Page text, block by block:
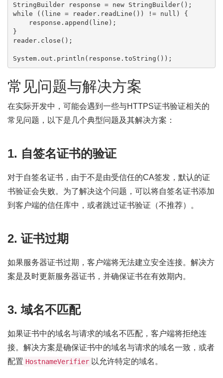
StringBuilder response = new StringBuilder();
while ((line = reader.readLine()) != null) {
}
reader.close();
常见问题与解决方案
在实际开发中，可能会遇到一些与HTTPS证书验证相关的
常见问题，以下是几个典型问题及其解决方案：
1. 自签名证书的验证
对于自签名证书，由于不是由受信任的CA签发，默认的证
书验证会失败。为了解决这个问题，可以将自签名证书添加
到客户端的信任库中，或者跳过证书验证（不推荐）。
2. 证书过期
如果服务器证书过期，客户端将无法建立安全连接。解决方
案是及时更新服务器证书，并确保证书在有效期内。
3. 域名不匹配
如果证书中的域名与请求的域名不匹配，客户端将拒绝连
接。解决方案是确保证书中的域名与请求的域名一致，或者
配置 HostnameVerifier 以允许特定的域名。